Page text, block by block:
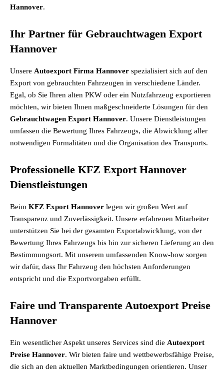
Hannover.
Ihr Partner für Gebrauchtwagen Export
Hannover
Unsere Autoexport Firma Hannover spezialisiert sich auf den
Export von gebrauchten Fahrzeugen in verschiedene Länder.
Egal, ob Sie Ihren alten PKW oder ein Nutzfahrzeug exportieren
möchten, wir bieten Ihnen maßgeschneiderte Lösungen für den
Gebrauchtwagen Export Hannover. Unsere Dienstleistungen
umfassen die Bewertung Ihres Fahrzeugs, die Abwicklung aller
notwendigen Formalitäten und die Organisation des Transports.
Professionelle KFZ Export Hannover
Dienstleistungen
Beim KFZ Export Hannover legen wir großen Wert auf
Transparenz und Zuverlässigkeit. Unsere erfahrenen Mitarbeiter
unterstützen Sie bei der gesamten Exportabwicklung, von der
Bewertung Ihres Fahrzeugs bis hin zur sicheren Lieferung an den
Bestimmungsort. Mit unserem umfassenden Know-how sorgen
wir dafür, dass Ihr Fahrzeug den höchsten Anforderungen
entspricht und die Exportvorgaben erfüllt.
Faire und Transparente Autoexport Preise
Hannover
Ein wesentlicher Aspekt unseres Services sind die Autoexport
Preise Hannover. Wir bieten faire und wettbewerbsfähige Preise,
die sich an den aktuellen Marktbedingungen orientieren. Unser